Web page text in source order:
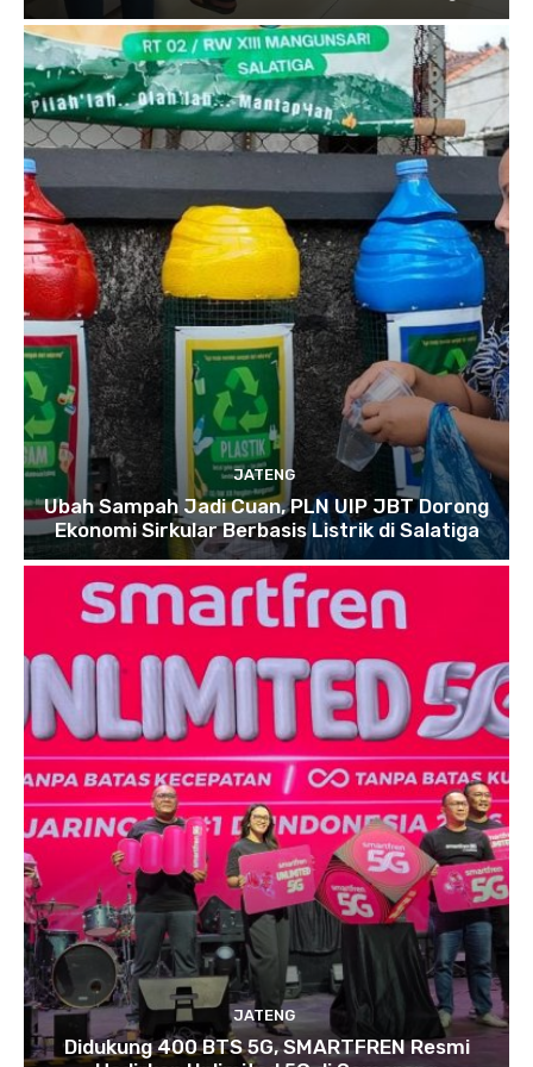
JATENG
Ubah Sampah Jadi Cuan, PLN UIP JBT Dorong
Ekonomi Sirkular Berbasis Listrik di Salatiga
JATENG
Didukung 400 BTS 5G, SMARTFREN Resmi